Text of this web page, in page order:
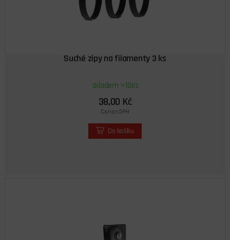
Suché zipy na filamenty 3 ks
skladem >10ks
38,00 Kč
Cena s DPH
Do košíku